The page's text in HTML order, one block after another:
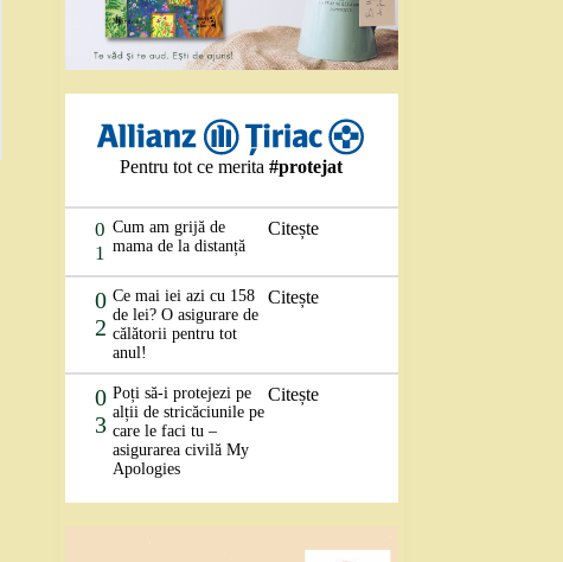
Pentru tot ce merita#protejat
0
1
Cum am grijă de
mama de la distanță
Citește
0
2
Ce mai iei azi cu 158
de lei? O asigurare de
călătorii pentru tot
anul!
Citește
0
3
Poți să-i protejezi pe
alții de stricăciunile pe
care le faci tu –
asigurarea civilă My
Apologies
Citește